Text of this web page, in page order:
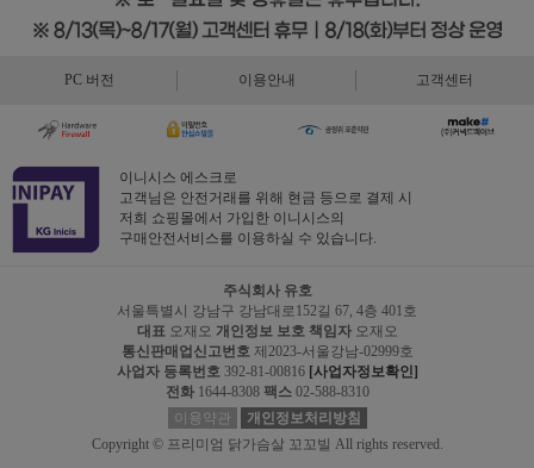
PC 버전 이용안내 고객센터
이니시스 에스크로
고객님은 안전거래를 위해 현금 등으로 결제 시
저희 쇼핑몰에서 가입한 이니시스의
구매안전서비스를 이용하실 수 있습니다.
주식회사 유호
서울특별시 강남구 강남대로152길 67, 4층 401호
대표오재오 개인정보 보호 책임자오재오
통신판매업신고번호제2023-서울강남-02999호
사업자 등록번호392-81-00816 [사업자정보확인]
전화1644-8308 팩스02-588-8310
이용약관
개인정보처리방침
Copyright © 프리미엄 닭가슴살 꼬꼬빌 All rights reserved.